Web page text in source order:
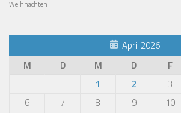
Weihnachten
April 2026
M
D M D F
1
2 3
6
7 8 9 10